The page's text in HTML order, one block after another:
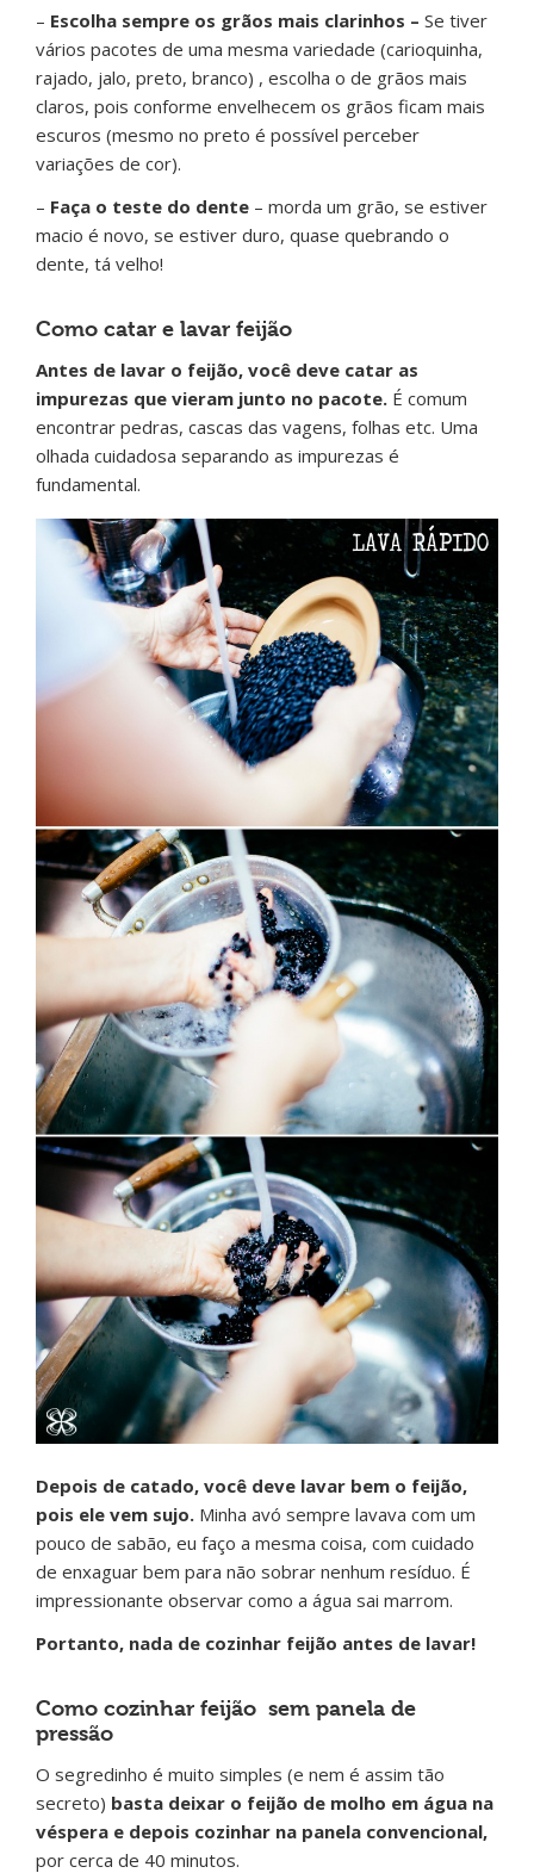
– Escolha sempre os grãos mais clarinhos – Se tiver
vários pacotes de uma mesma variedade (carioquinha,
rajado, jalo, preto, branco) , escolha o de grãos mais
claros, pois conforme envelhecem os grãos ficam mais
escuros (mesmo no preto é possível perceber
variações de cor).
– Faça o teste do dente – morda um grão, se estiver
macio é novo, se estiver duro, quase quebrando o
dente, tá velho!
Como catar e lavar feijão
Antes de lavar o feijão, você deve catar as
impurezas que vieram junto no pacote. É comum
encontrar pedras, cascas das vagens, folhas etc. Uma
olhada cuidadosa separando as impurezas é
fundamental.
Depois de catado, você deve lavar bem o feijão,
pois ele vem sujo. Minha avó sempre lavava com um
pouco de sabão, eu faço a mesma coisa, com cuidado
de enxaguar bem para não sobrar nenhum resíduo. É
impressionante observar como a água sai marrom.
Portanto, nada de cozinhar feijão antes de lavar!
Como cozinhar feijão sem panela de
pressão
O segredinho é muito simples (e nem é assim tão
secreto) basta deixar o feijão de molho em água na
véspera e depois cozinhar na panela convencional,
por cerca de 40 minutos.